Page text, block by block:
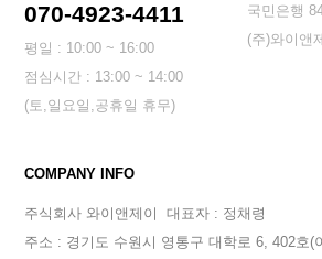
070-4923-4411
평일 : 10:00 ~ 16:00
점심시간 : 13:00 ~ 14:00
(토,일요일,공휴일 휴무)
국민은행
(주)와이앤
COMPANY INFO
주식회사 와이앤제이
대표자 : 정채령
주소 : 경기도 수원시 영통구 대학로 6, 402호(